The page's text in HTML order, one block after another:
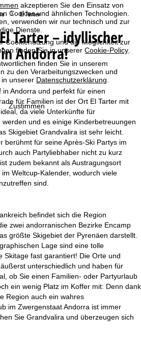
akzeptieren Sie den Einsatz von
Cookies und ähnlichen Technologien.
verwenden wir nur technisch und zur
Dienste.
Cookienutzung und die Möglichkeit zur
finden Sie in unsererCookie-Policy.
finden Sie in unserem
zu den Verarbeitungszwecken und
unserer Datenschutzerklärung.
Zustimmen
El Tarter
El Tarter – idyllischer
Andorra!
in Andorra und perfekt für einen
für Familien ist der Ort El Tarter mit
da viele Unterkünfte für
und es einige Kinderbetreuungen
Skigebiet Grandvalira ist sehr leicht.
berühmt für seine Après-Ski Partys im
auch Partyliebhaber nicht zu kurz
zudem bekannt als Austragungsort
Weltcup-Kalender, wodurch viele
sind.
befindet sich die Region
zwei andorranischen Bezirke Encamp
größte Skigebiet der Pyrenäen darstellt.
Lage sind eine tolle
Skitage fast garantiert! Die Orte und
unterschiedlich und haben für
ob Sie einen Familien- oder Partyurlaub
ein wenig Platz im Koffer mit: Denn dank
Region auch ein wahres
im Zwergenstaat Andorra ist immer
Sie Grandvalira und überzeugen sich